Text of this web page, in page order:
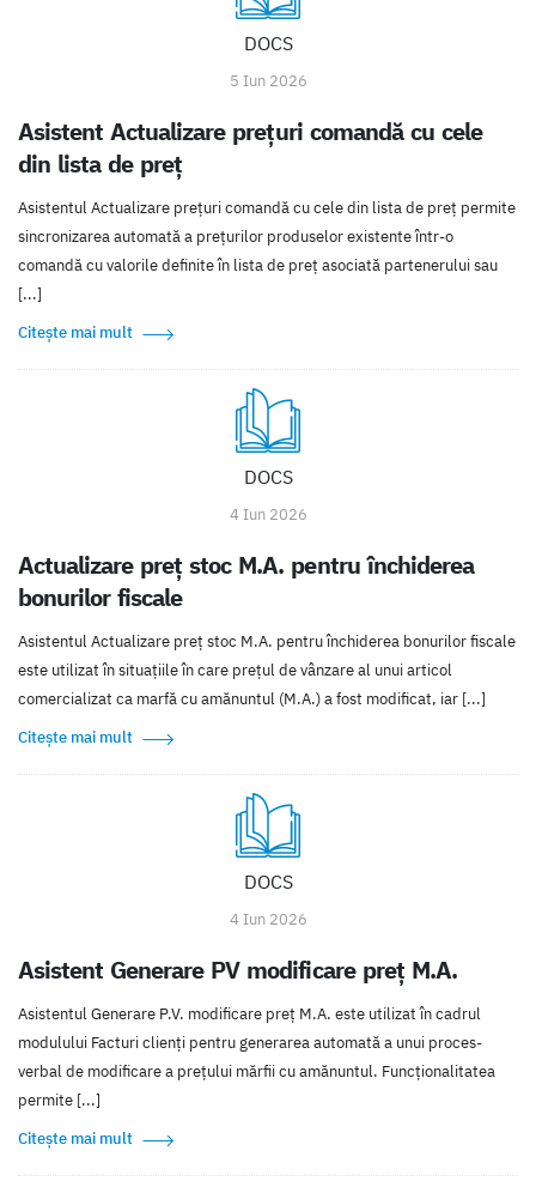
DOCS
5 Iun 2026
Asistent Actualizare prețuri comandă cu cele
din lista de preț
Asistentul Actualizare prețuri comandă cu cele din lista de preț permite
sincronizarea automată a prețurilor produselor existente într-o
comandă cu valorile definite în lista de preț asociată partenerului sau
[...]
Citește mai mult
DOCS
4 Iun 2026
Actualizare preț stoc M.A. pentru închiderea
bonurilor fiscale
Asistentul Actualizare preț stoc M.A. pentru închiderea bonurilor fiscale
este utilizat în situațiile în care prețul de vânzare al unui articol
comercializat ca marfă cu amănuntul (M.A.) a fost modificat, iar [...]
Citește mai mult
DOCS
4 Iun 2026
Asistent Generare PV modificare preț M.A.
Asistentul Generare P.V. modificare preț M.A. este utilizat în cadrul
modulului Facturi clienți pentru generarea automată a unui proces-
verbal de modificare a prețului mărfii cu amănuntul. Funcționalitatea
permite [...]
Citește mai mult